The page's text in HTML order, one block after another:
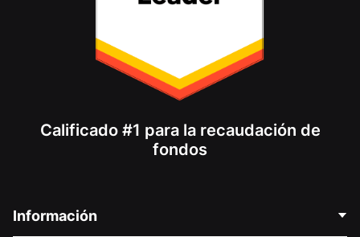
Calificado #1 para la recaudación de
fondos
Información